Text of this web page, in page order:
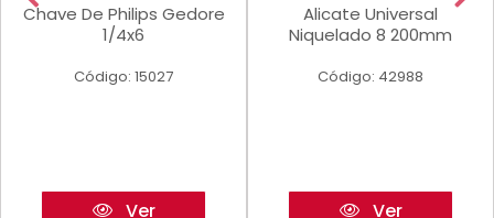
Chave De Philips Gedore
1/4x6
Código: 15027
Ver
Alicate Universal
Niquelado 8 200mm
Código: 42988
Ver